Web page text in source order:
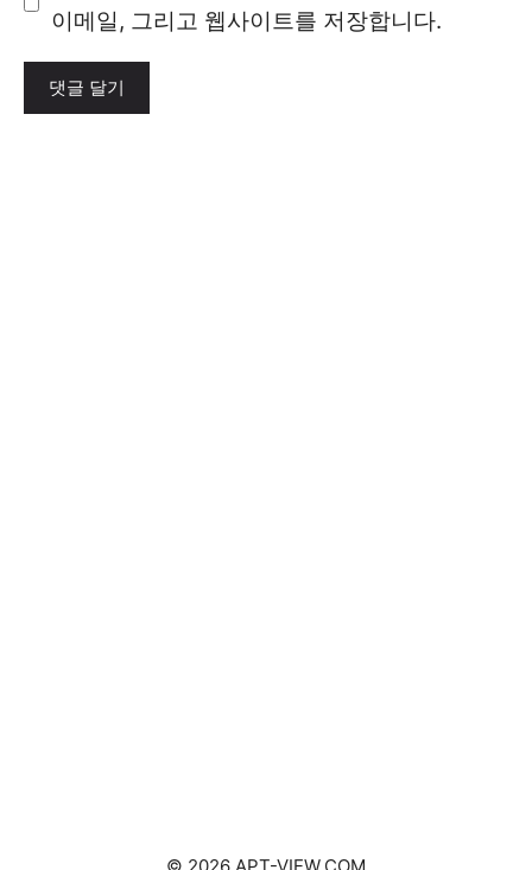
트 이메일, 그리고 웹사이트를 저장합니다.